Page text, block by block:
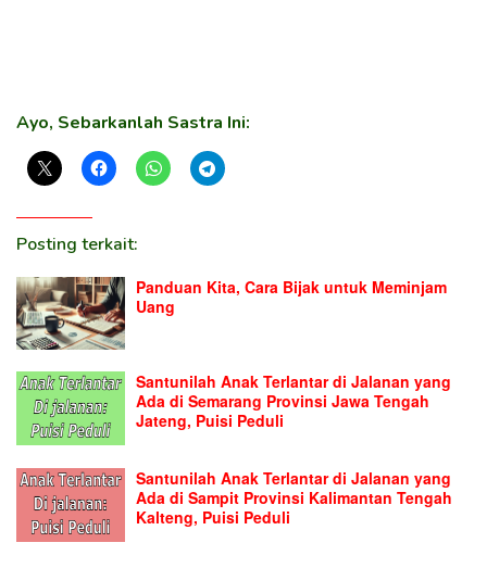
Ayo, Sebarkanlah Sastra Ini:
Posting terkait:
Panduan Kita, Cara Bijak untuk Meminjam
Uang
Santunilah Anak Terlantar di Jalanan yang
Ada di Semarang Provinsi Jawa Tengah
Jateng, Puisi Peduli
Santunilah Anak Terlantar di Jalanan yang
Ada di Sampit Provinsi Kalimantan Tengah
Kalteng, Puisi Peduli